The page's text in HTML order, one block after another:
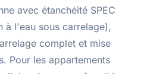
avec étanchéité SPEC
à l'eau sous carrelage),
complet et mise
Pour les appartements